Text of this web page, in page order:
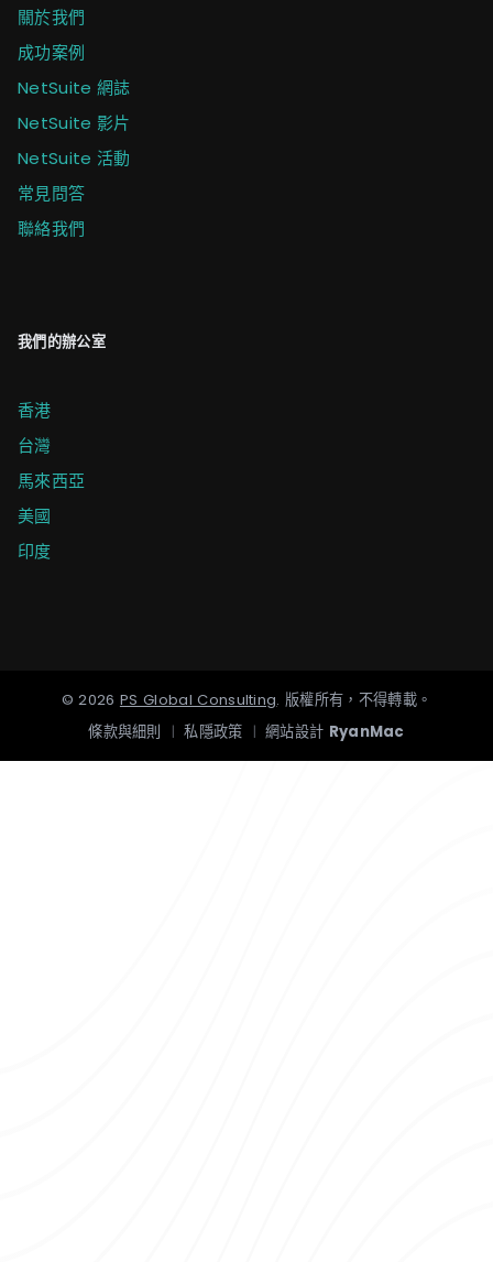
關於我們
成功案例
NetSuite 網誌
NetSuite 影片
NetSuite 活動
常見問答
聯絡我們
我們的辦公室
香港
台灣
馬來西亞
美國
印度
©2026 PS Global Consulting.版權所有，不得轉載。
條款與細則
| 私隱政策 | 網站設計 RyanMac